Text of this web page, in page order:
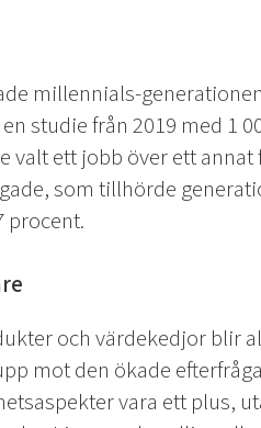
millennials-
studie från 2019 med 1
valt ett jobb över ett
som tillhörde
procent.
och värdekedjor blir
mot den ökade
vara ett plus,